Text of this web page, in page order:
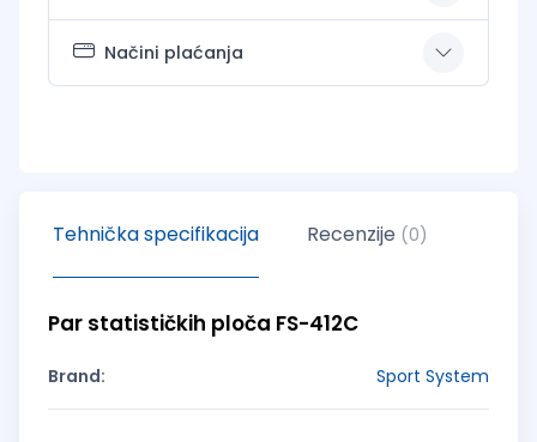
Načini plaćanja
Tehnička specifikacija Recenzije (0)
Par statističkih ploča FS-412C
Brand: Sport System